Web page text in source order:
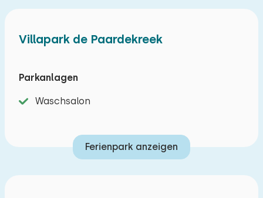
Schwimmbad! Der Park verfügt über zwei
ein großes Becken zur allgemeinen Nutzung.
wahres Spielparadies verwandelt wurde. Hier
entspannen.
ein Restaurant mit gemütlicher Außenterrasse,
Villapark de Paardekreek
Parkanlagen
Waschsalon
Ferienpark anzeigen